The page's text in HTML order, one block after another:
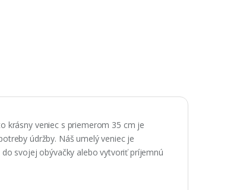
krásny veniec s priemerom 35 cm je
údržby. Náš umelý veniec je
svojej obývačky alebo vytvoriť príjemnú